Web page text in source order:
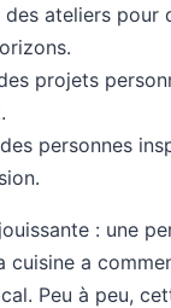
ateliers pour
projets
personnes
: une
cuisine a
Peu à peu,